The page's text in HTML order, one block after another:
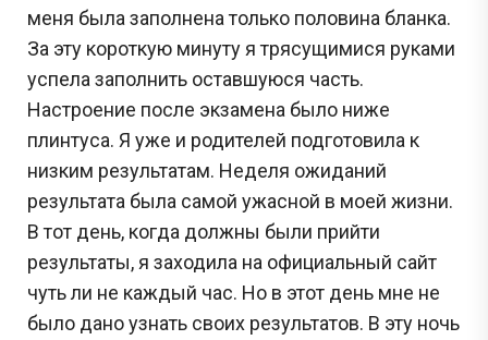
меня была заполнена только половина бланка.
За эту короткую минуту я трясущимися руками
успела заполнить оставшуюся часть.
Настроение после экзамена было ниже
плинтуса. Я уже и родителей подготовила к
низким результатам. Неделя ожиданий
результата была самой ужасной в моей жизни.
В тот день, когда должны были прийти
результаты, я заходила на официальный сайт
чуть ли не каждый час. Но в этот день мне не
было дано узнать своих результатов. В эту ночь